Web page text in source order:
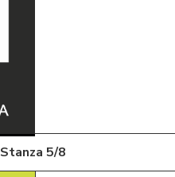
Stanza 5/8